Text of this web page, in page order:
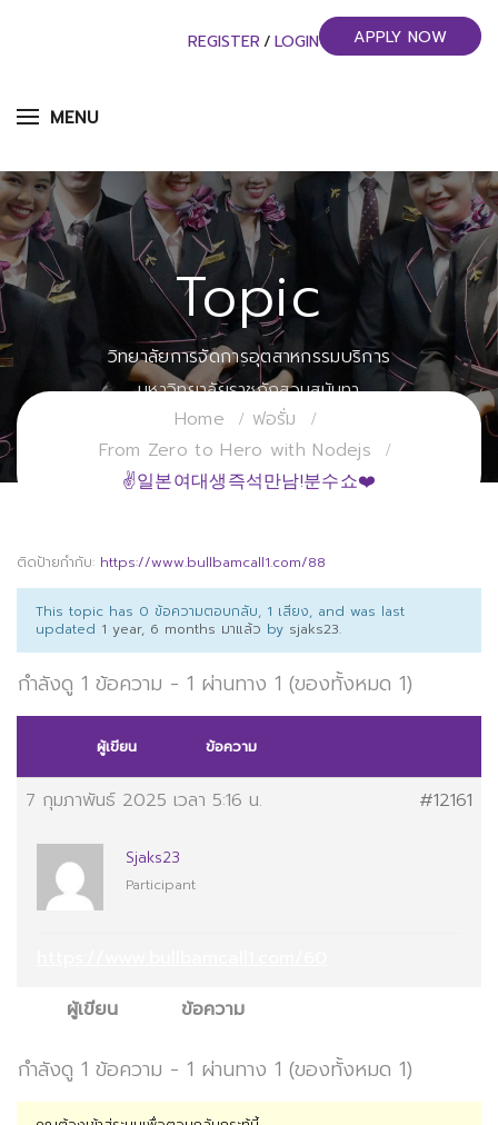
MENU
REGISTER / LOGIN APPLY NOW
Topic
วิทยาลัยการจัดการอุตสาหกรรมบริการ
มหาวิทยาลัยราชภัฏสวนสุนันทา
Home
ฟอรั่ม
From Zero to Hero with Nodejs
✌일본여대생즉석만남!분수쇼❤️
ติดป้ายกำกับ: https://www.bullbamcall1.com/88
This topic has 0 ข้อความตอบกลับ, 1 เสียง, and was last
updated 1 year, 6 months มาแล้ว by sjaks23.
กำลังดู 1 ข้อความ - 1 ผ่านทาง 1 (ของทั้งหมด 1)
ผู้เขียน ข้อความ
7 กุมภาพันธ์ 2025 เวลา 5:16 น. #12161
Sjaks23
Participant
ผู้เขียน
ข้อความ
กำลังดู 1 ข้อความ - 1 ผ่านทาง 1 (ของทั้งหมด 1)